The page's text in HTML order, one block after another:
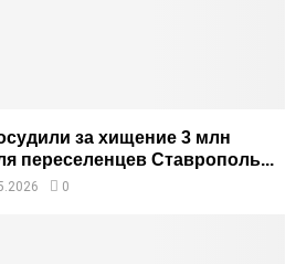
за хищение 3 млн
переселенцев Ставрополь...
0